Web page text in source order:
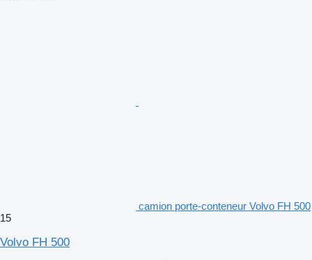
camion porte-conteneur Volvo FH 500
15
Volvo FH 500